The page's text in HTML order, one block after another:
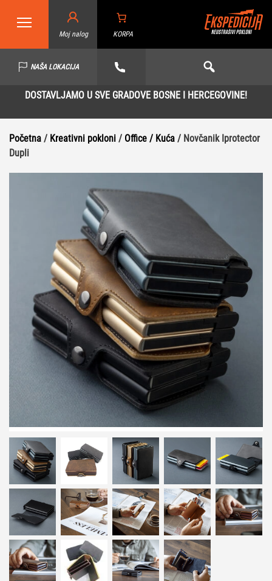
Moj nalog KORPA
NAŠA LOKACIJA
DOSTAVLJAMO U SVE GRADOVE BOSNE I HERCEGOVINE!
Početna / Kreativni pokloni / Office / Kuća / Novčanik Iprotector
Dupli